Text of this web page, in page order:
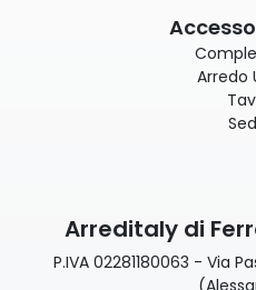
Arredo
Arreditaly di
P.IVA 02281180063 - Via